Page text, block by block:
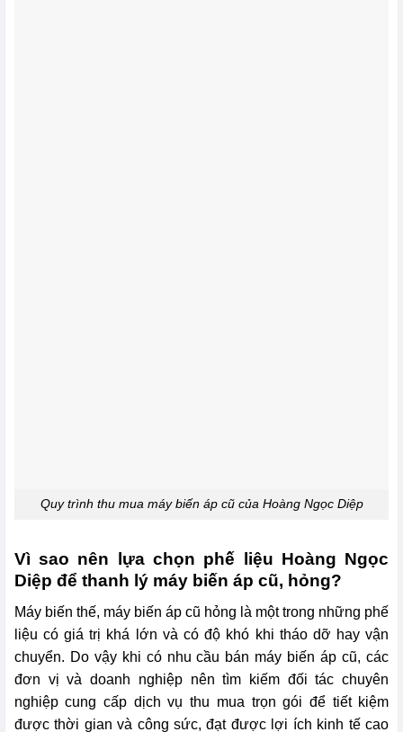
Quy trình thu mua máy biến áp cũ của Hoàng Ngọc Diệp
Vì sao nên lựa chọn phế liệu Hoàng Ngọc
Diệp để thanh lý máy biến áp cũ, hỏng?
Máy biến thế, máy biến áp cũ hỏng là một trong những phế
liệu có giá trị khá lớn và có độ khó khi tháo dỡ hay vận
chuyển. Do vậy khi có nhu cầu bán máy biến áp cũ, các
đơn vị và doanh nghiệp nên tìm kiếm đối tác chuyên
nghiệp cung cấp dịch vụ thu mua trọn gói để tiết kiệm
được thời gian và công sức, đạt được lợi ích kinh tế cao